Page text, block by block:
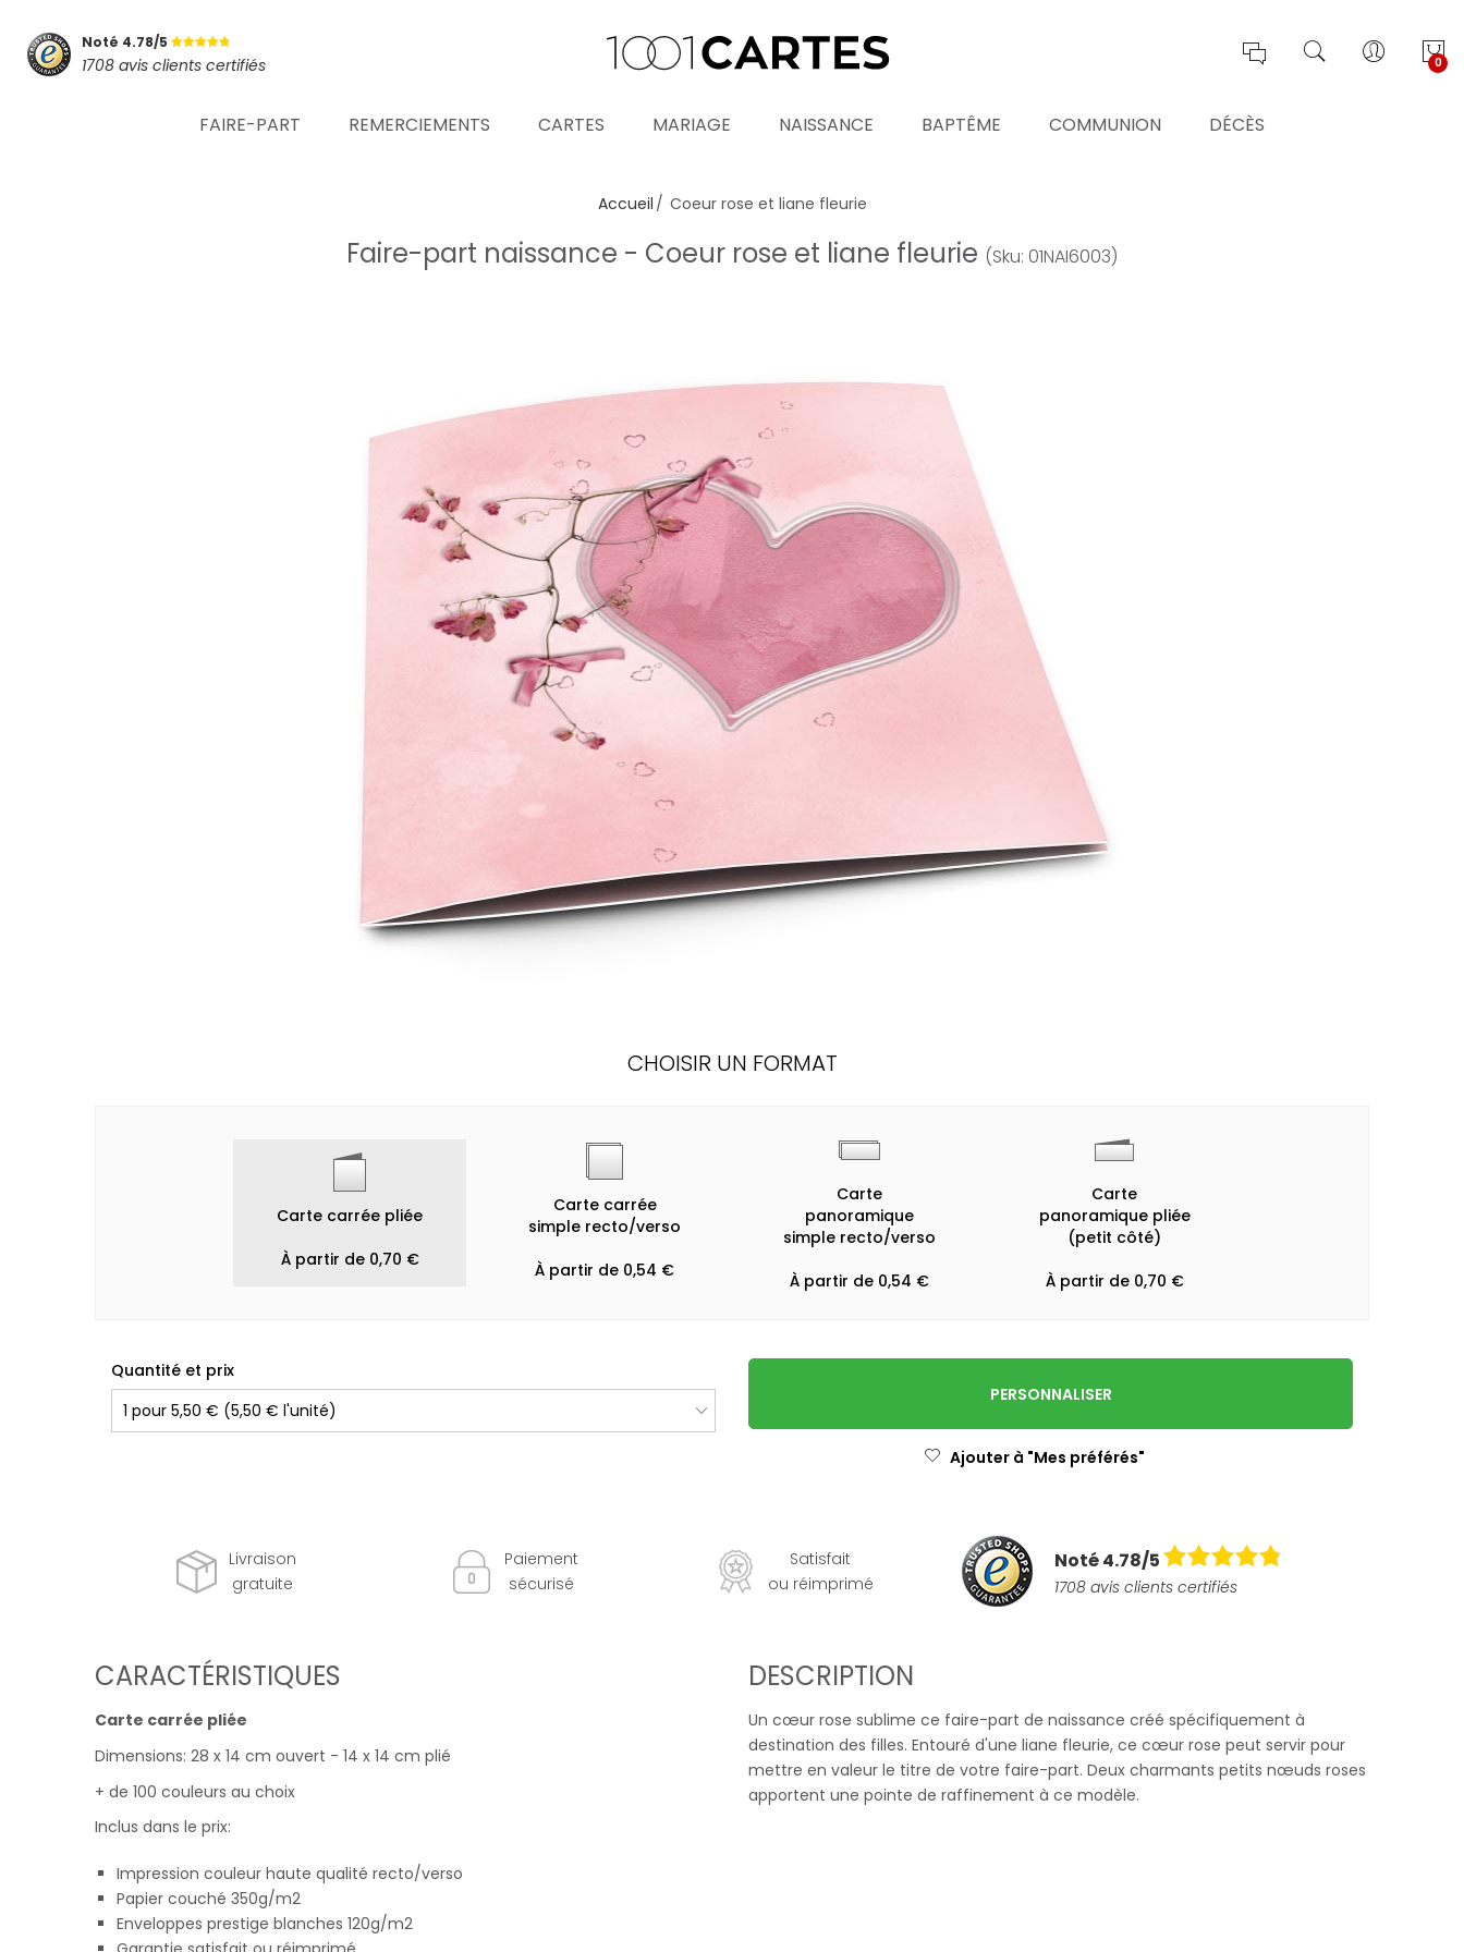
Noté 4.78/5
1708 avis clients certifiés 0
FAIRE-PART REMERCIEMENTS CARTES MARIAGE NAISSANCE BAPTÊME COMMUNION DÉCÈS
Mot de passe oublié ?
SE CONNECTER
Accueil Coeur rose et liane fleurie
Faire-part naissance - Coeur rose et liane fleurie (Sku: 01NAI6003)
CHOISIR UN FORMAT
Carte carrée pliée
À partir de 0,70 €
Carte carrée
simple recto/verso
À partir de 0,54 €
Carte
panoramique
simple recto/verso
À partir de 0,54 €
Carte
panoramique pliée
(petit côté)
À partir de 0,70 €
Quantité et prix
PERSONNALISER
Ajouter à "Mes préférés"
Livraison
gratuite
Paiement
sécurisé
Satisfait
ou réimprimé
Noté 4.78/5
1708 avis clients certifiés
CARACTÉRISTIQUES
Carte carrée pliée
Dimensions: 28 x 14 cm ouvert - 14 x 14 cm plié
+ de 100 couleurs au choix
Inclus dans le prix:
Impression couleur haute qualité recto/verso
Papier couché 350g/m2
Enveloppes prestige blanches 120g/m2
DESCRIPTION
Un cœur rose sublime ce faire-part de naissance créé spécifiquement à
destination des filles. Entouré d'une liane fleurie, ce cœur rose peut servir pour
mettre en valeur le titre de votre faire-part. Deux charmants petits nœuds roses
apportent une pointe de raffinement à ce modèle.